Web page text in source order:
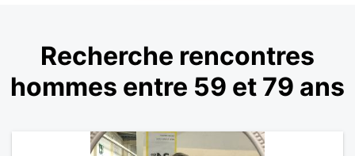
Recherche rencontres
hommes entre 59 et 79 ans